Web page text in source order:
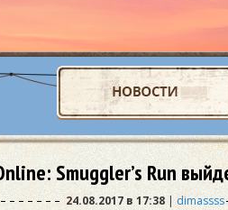
Smuggler’s Run
24.08.2017 в 17:38| dimassss